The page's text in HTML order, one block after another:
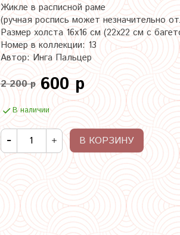
Жикле в расписной раме
(ручная роспись может незначительно
Размер холста 16х16 см (22х22 см с
Номер в коллекции: 13
Автор: Инга Пальцер
2 200 р 600 р
В наличии
В КОРЗИНУ